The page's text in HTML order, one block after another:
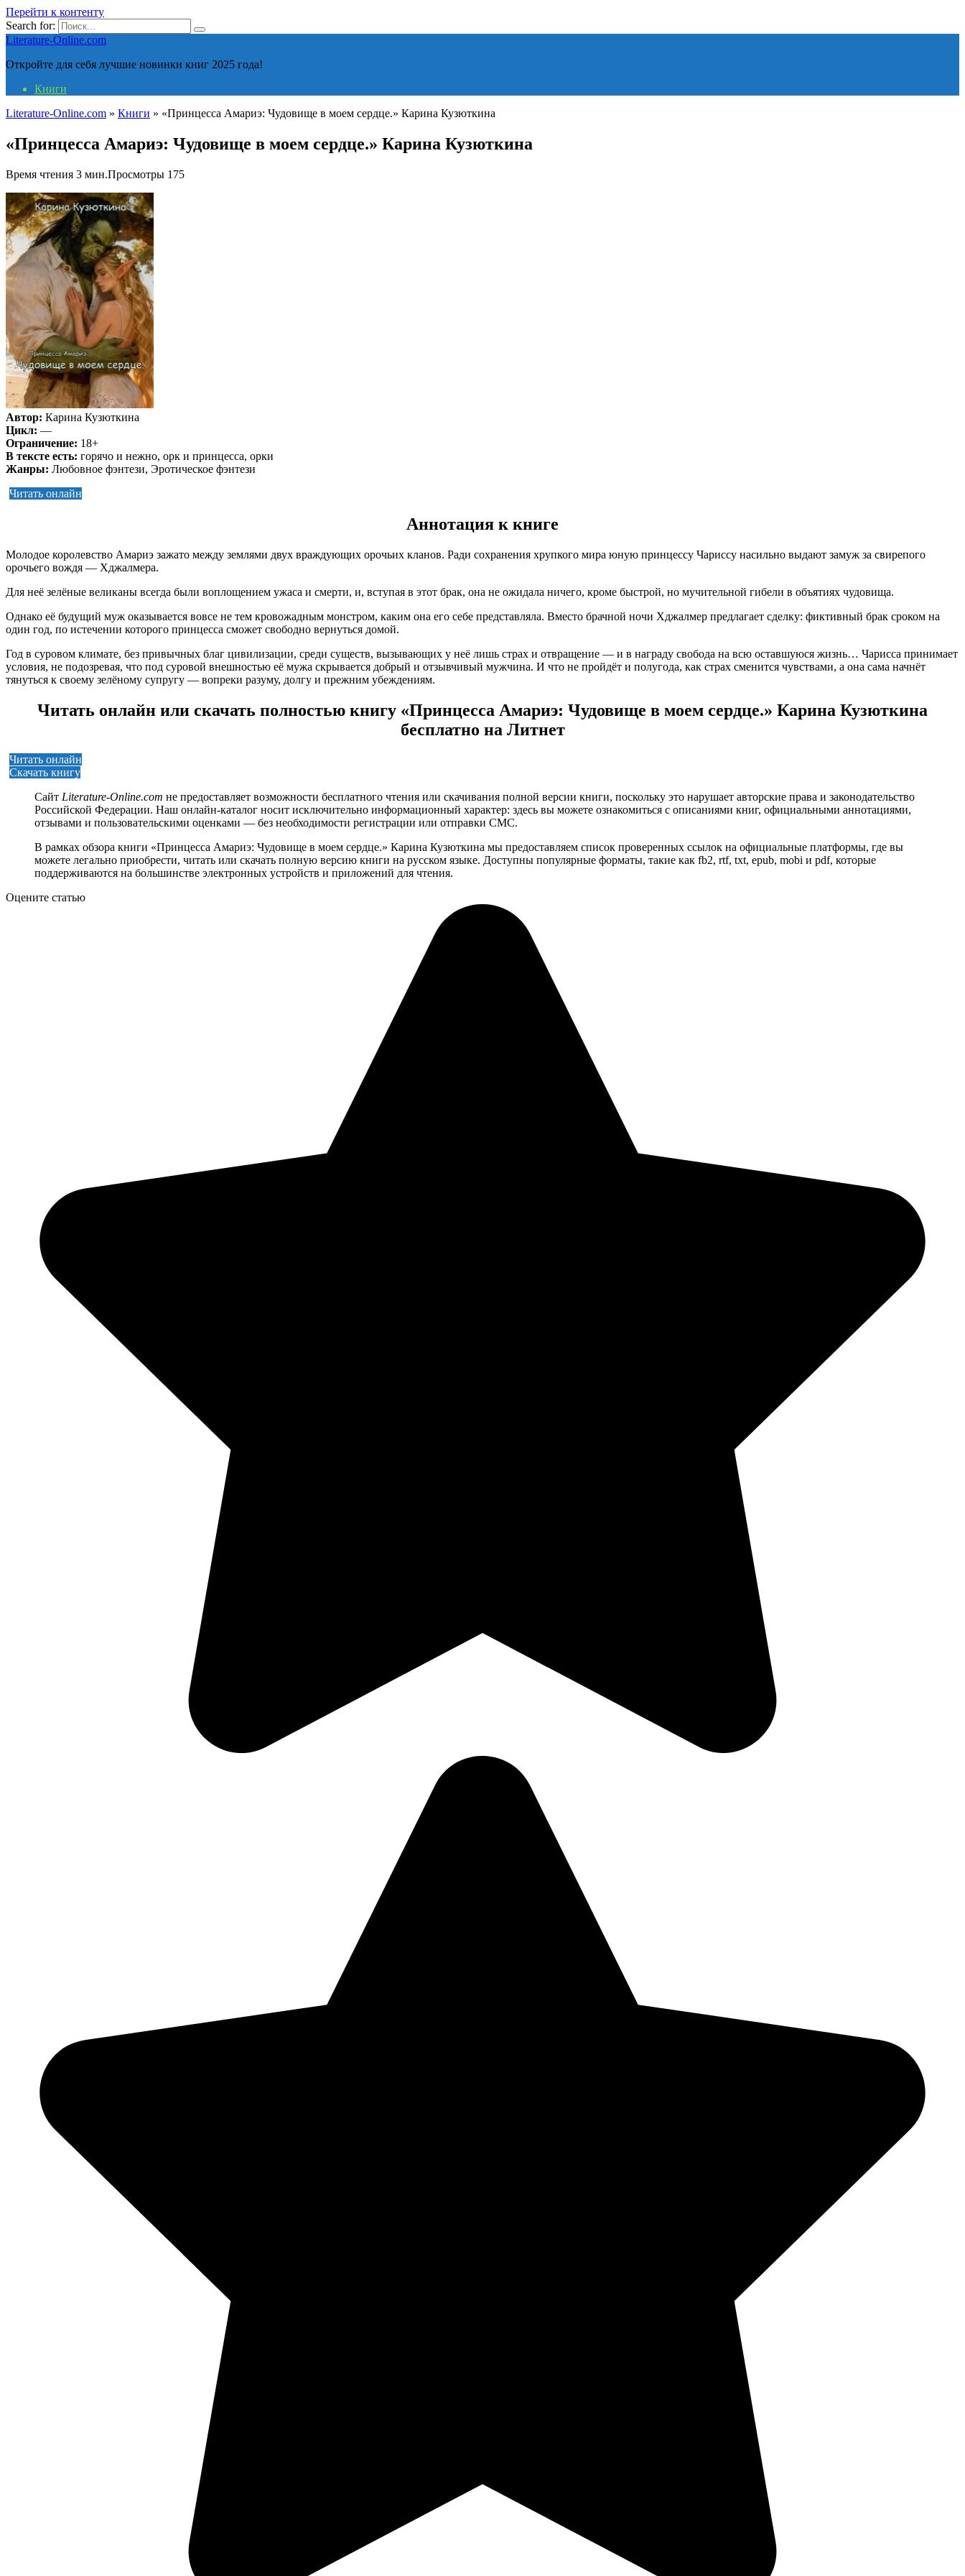
Перейти к контенту
Search for:
Literature-Online.com
Откройте для себя лучшие новинки книг 2025 года!
Книги
Literature-Online.com » Книги » «Принцесса Амариэ: Чудовище в моем сердце.» Карина Кузюткина
«Принцесса Амариэ: Чудовище в моем сердце.» Карина Кузюткина
Время чтения 3 мин.Просмотры 175
Автор: Карина Кузюткина
Цикл: —
Ограничение: 18+
В тексте есть: горячо и нежно, орк и принцесса, орки
Жанры: Любовное фэнтези, Эротическое фэнтези
Читать онлайн
Аннотация к книге
Молодое королевство Амариэ зажато между землями двух враждующих орочьих кланов. Ради сохранения хрупкого мира юную принцессу Чариссу насильно выдают замуж за свирепого
орочьего вождя — Хджалмера.
Для неё зелёные великаны всегда были воплощением ужаса и смерти, и, вступая в этот брак, она не ожидала ничего, кроме быстрой, но мучительной гибели в объятиях чудовища.
Однако её будущий муж оказывается вовсе не тем кровожадным монстром, каким она его себе представляла. Вместо брачной ночи Хджалмер предлагает сделку: фиктивный брак сроком на
один год, по истечении которого принцесса сможет свободно вернуться домой.
Год в суровом климате, без привычных благ цивилизации, среди существ, вызывающих у неё лишь страх и отвращение — и в награду свобода на всю оставшуюся жизнь… Чарисса принимает
условия, не подозревая, что под суровой внешностью её мужа скрывается добрый и отзывчивый мужчина. И что не пройдёт и полугода, как страх сменится чувствами, а она сама начнёт
тянуться к своему зелёному супругу — вопреки разуму, долгу и прежним убеждениям.
Читать онлайн или скачать полностью книгу «Принцесса Амариэ: Чудовище в моем сердце.» Карина Кузюткина
бесплатно на Литнет
Читать онлайн
Скачать книгу
Сайт Literature-Online.com не предоставляет возможности бесплатного чтения или скачивания полной версии книги, поскольку это нарушает авторские права и законодательство
Российской Федерации. Наш онлайн-каталог носит исключительно информационный характер: здесь вы можете ознакомиться с описаниями книг, официальными аннотациями,
отзывами и пользовательскими оценками — без необходимости регистрации или отправки СМС.
В рамках обзора книги «Принцесса Амариэ: Чудовище в моем сердце.» Карина Кузюткина мы предоставляем список проверенных ссылок на официальные платформы, где вы
можете легально приобрести, читать или скачать полную версию книги на русском языке. Доступны популярные форматы, такие как fb2, rtf, txt, epub, mobi и pdf, которые
поддерживаются на большинстве электронных устройств и приложений для чтения.
Оцените статью